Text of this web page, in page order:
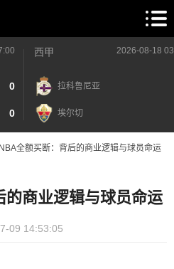
0
0
西甲 2026-08-18
拉科鲁尼亚
埃尔切
NBA全额买断：背后的商业逻辑与球员命运
商业逻辑与球员命运
09 14:53:05